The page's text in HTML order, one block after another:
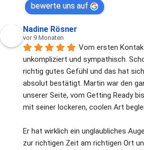
bewerte uns auf
Nadine Rösner
vor 9 Monaten
Vom ersten
unkompliziert und sympathisch.
richtig gutes Gefühl und das hat
absolut bestätigt. Martin war den
unserer Seite, vom Getting Ready
mit seiner lockeren, coolen Art
Er hat wirklich ein unglaubliches
zur richtigen Zeit am richtigen Ort